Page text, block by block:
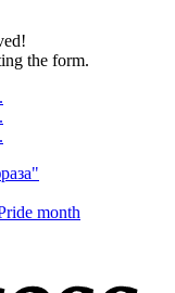
the form.
"
month